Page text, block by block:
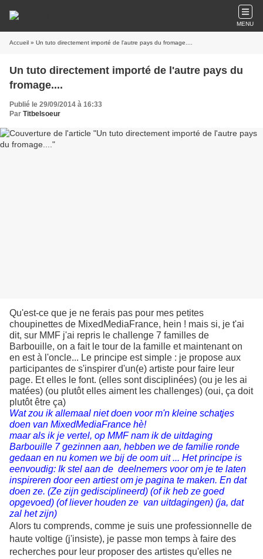
MENU
Accueil » Un tuto directement importé de l'autre pays du fromage....
Un tuto directement importé de l'autre pays du
fromage....
Publié le 29/09/2014 à 16:33
Par Titbelsoeur
Qu'est-ce que je ne ferais pas pour mes petites
choupinettes de MixedMediaFrance, hein ! mais si, je t'ai
dit, sur MMF j'ai repris le challenge 7 familles de
Barbouille, on a fait le tour de la famille et maintenant on
en est à l'oncle... Le principe est simple : je propose aux
participantes de s'inspirer d'un(e) artiste pour faire leur
page. Et elles le font. (elles sont disciplinées) (ou je les ai
matées) (ou plutôt elles aiment les challenges) (oui, ça doit
plutôt être ça)
Wat zou ik allemaal niet doen voor m'n kleine schatjes
doen van MixedMediaFrance hè!
maar als ik je vertel, op MMF nam ik de uitdaging
Barbouille 7 gezinnen aan, hebben we de familie ronde
gedaan en nu komen we bij de oom uit ... Het principe is
eenvoudig: Ik stel aan de deelnemers voor om je te laten
inspireren door een artiest om je pagina te maken. En dat
doen ze. (Ze zijn gedisciplineerd) (of ik heb ze goed
opgevoed) (of liever houden ze van uitdagingen) (ja, dat
zal het zijn)
Alors tu comprends, comme je suis une professionnelle de
haute voltige (j'insiste), je passe mon temps à faire des
recherches pour leur proposer des artistes qu'elles ne